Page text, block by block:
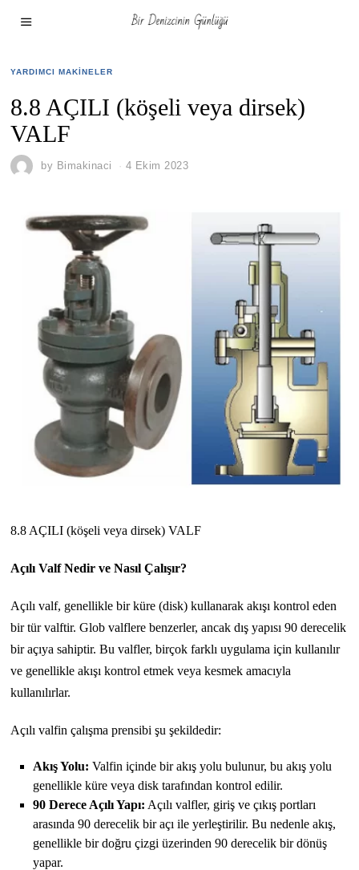
YARDIMCI MAKINELER
8.8 AÇILI (köşeli veya dirsek)
VALF
by Bimakinaci 4 Ekim 2023
8.8 AÇILI (köşeli veya dirsek) VALF
Açılı Valf Nedir ve Nasıl Çalışır?
Açılı valf, genellikle bir küre (disk) kullanarak akışı kontrol eden
bir tür valftir. Glob valflere benzerler, ancak dış yapısı 90 derecelik
bir açıya sahiptir. Bu valfler, birçok farklı uygulama için kullanılır
ve genellikle akışı kontrol etmek veya kesmek amacıyla
kullanılırlar.
Açılı valfin çalışma prensibi şu şekildedir:
Akış Yolu: Valfin içinde bir akış yolu bulunur, bu akış yolu
genellikle küre veya disk tarafından kontrol edilir.
90 Derece Açılı Yapı: Açılı valfler, giriş ve çıkış portları
arasında 90 derecelik bir açı ile yerleştirilir. Bu nedenle akış,
genellikle bir doğru çizgi üzerinden 90 derecelik bir dönüş
yapar.